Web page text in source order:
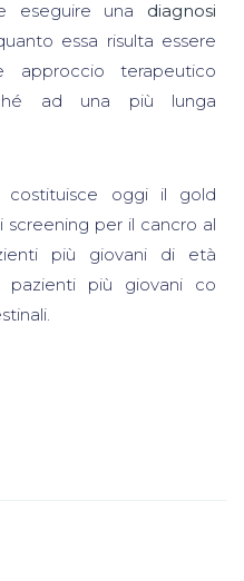
eseguire una diagnosi
essa risulta essere
approccio terapeutico
ad una più lunga
oggi il gold
per il cancro al
più giovani di età
più giovani co